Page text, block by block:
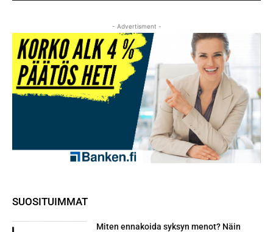
- Advertisment -
SUOSITUIMMAT
Miten ennakoida syksyn menot? Näin